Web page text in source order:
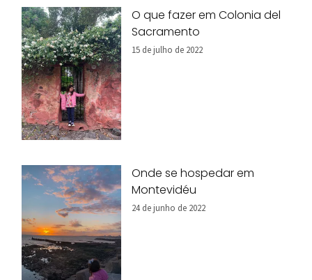
O que fazer em Colonia del
Sacramento
15 de julho de 2022
Onde se hospedar em
Montevidéu
24 de junho de 2022